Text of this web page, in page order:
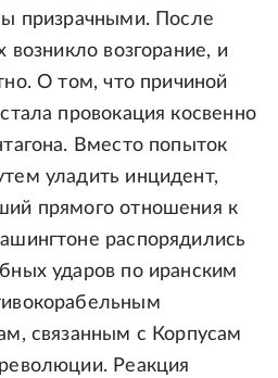
призрачными. После
возникло возгорание, и
О том, что причиной
провокация косвенно
Вместо попыток
уладить инцидент,
прямого отношения к
распорядились
ударов по иранским
связанным с Корпусам
Реакция